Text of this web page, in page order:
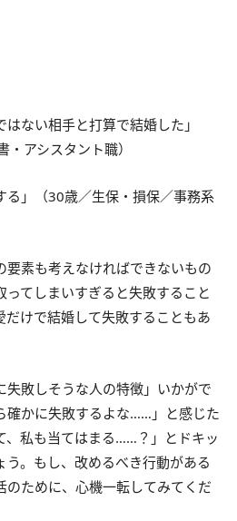
ない相手と打算で結婚した」
・アシスタント職）
る」（30歳／生保・損保／事務系
要素も考えなければできないもの
てしまいすぎると失敗すること
だけで結婚して失敗することもあ
失敗しそうな人の特徴」いかがで
かに失敗するよな……」と感じた
、私も当てはまる……？」とドキッ
う。もし、改めるべき行動がある
のために、心機一転してみてくだ